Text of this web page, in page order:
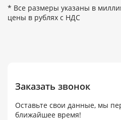
* Все размеры указаны в
цены в рублях с НДС
Заказать звонок
Оставьте свои данные, мы
ближайшее время!